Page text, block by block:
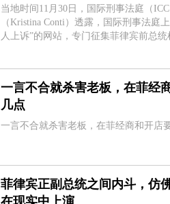
当地时间11月30日，国际刑事法庭（
（Kristina Conti）透露，国际刑事法庭
人上诉”的网站，专门征集菲律宾前总
一言不合就杀害老板，在菲经
几点
一言不合就杀害老板，在菲经商和开店
菲律宾正副总统之间内斗，仿
在现实中上演